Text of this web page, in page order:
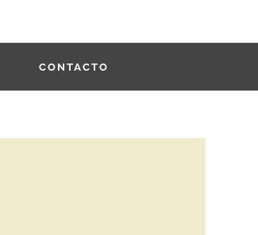
CONTACTO